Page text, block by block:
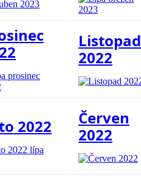
Listopad
2022
2022
Červen
2022